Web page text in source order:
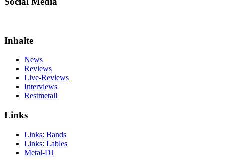
Inhalte
News
Reviews
Live-Reviews
Interviews
Restmetall
Links
Links: Bands
Links: Lables
Metal-DJ